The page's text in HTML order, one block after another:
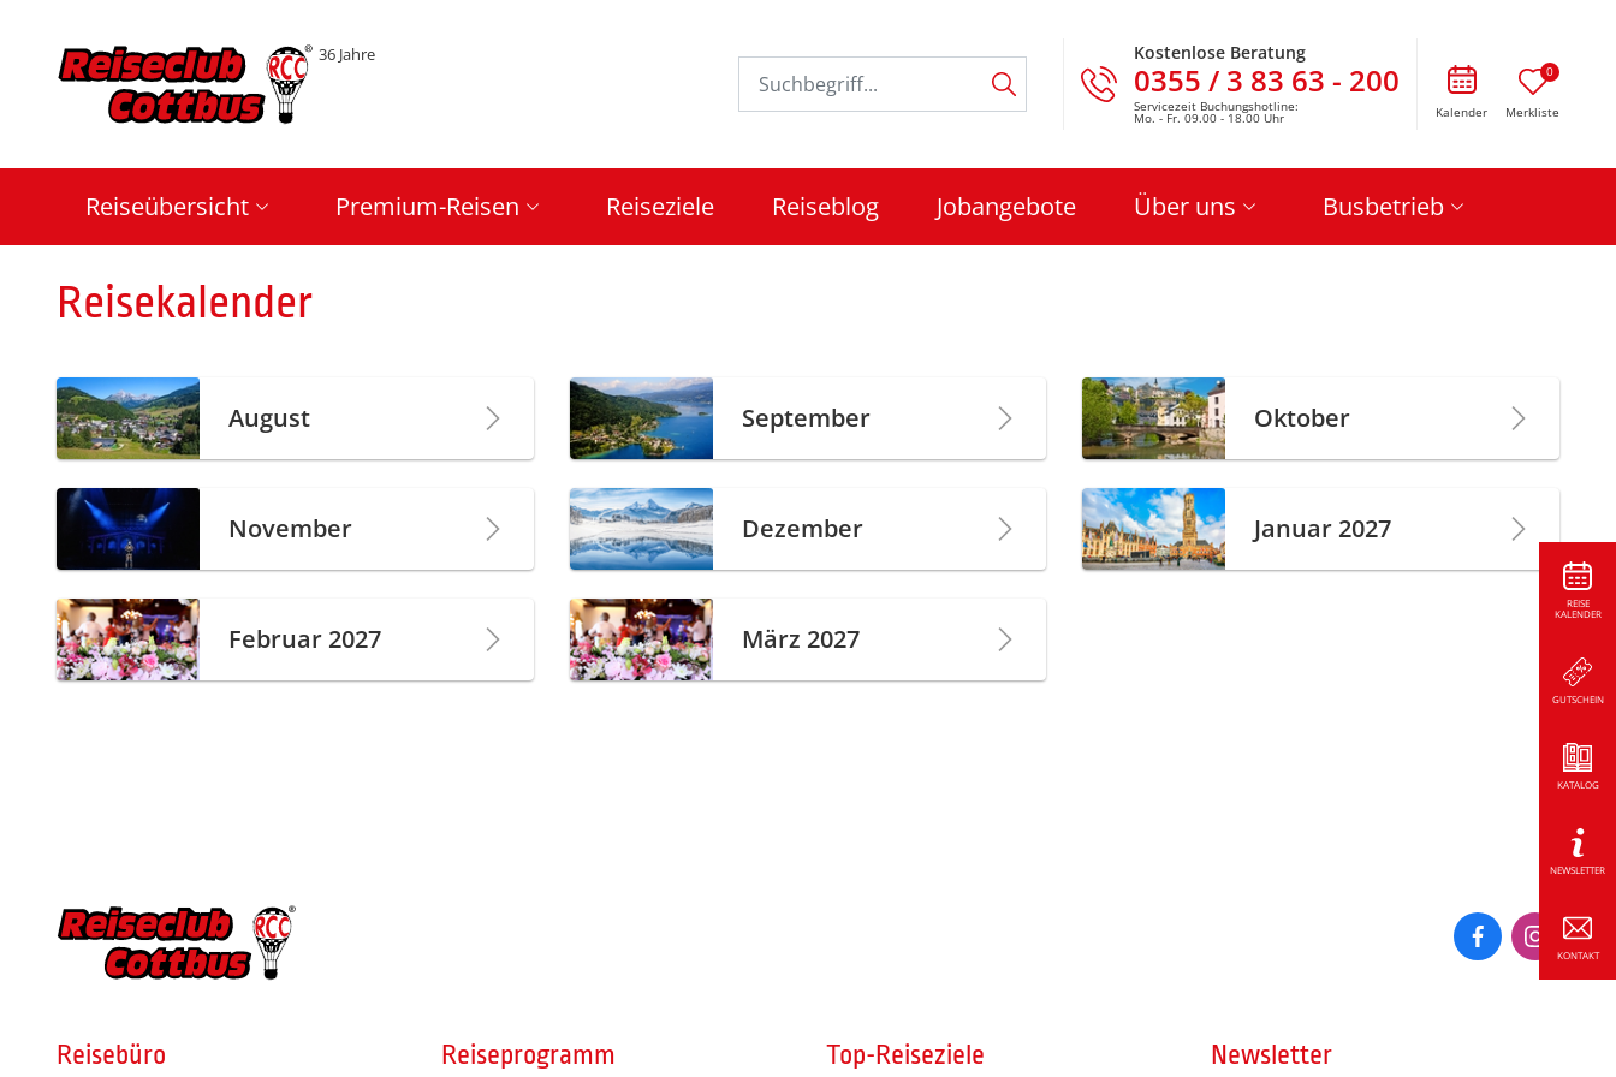
36 Jahre Kostenlose Beratung
0355 / 3 83 63 - 200
Servicezeit Buchungshotline:
Mo. - Fr. 09.00 - 18.00 Uhr Kalender
0
Merkliste
Reiseübersicht Premium-Reisen Reiseziele Reiseblog Jobangebote Über uns Busbetrieb
Reisekalender
August September Oktober
November Dezember Januar 2027
Februar 2027 März 2027
REISE
KALENDER
GUTSCHEIN
KATALOG
NEWSLETTER
KONTAKT
Reisebüro Reiseprogramm Top-Reiseziele Newsletter